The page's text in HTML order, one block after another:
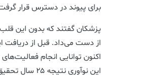
برای پیوند در دسترس قرار
پزشکان گفتند که بدون این
اکنون توانایی انجام